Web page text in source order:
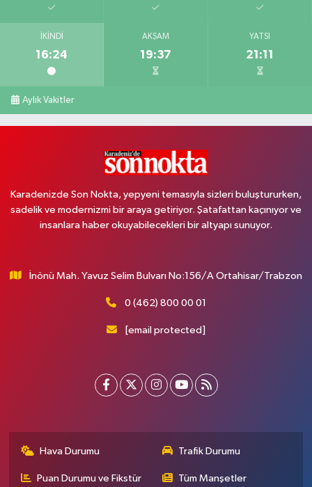
İKINDI
16:24
AKŞAM
19:37
YATSI
21:11
Aylık Vakitler
Karadenizde Son Nokta, yepyeni temasıyla sizleri buluştururken,
sadelik ve modernizmi bir araya getiriyor. Şatafattan kaçınıyor ve
insanlara haber okuyabilecekleri bir altyapı sunuyor.
İnönü Mah. Yavuz Selim Bulvarı No:156/A Ortahisar/Trabzon
0 (462) 800 00 01
[email protected]
Hava Durumu Trafik Durumu
Puan Durumu ve Fikstür Tüm Manşetler